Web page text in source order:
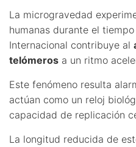
La microgravedad
humanas durante el
Internacional contribuye al
telómeros a un ritmo
Este fenómeno resulta
actúan como un reloj
capacidad de replicación
La longitud reducida de